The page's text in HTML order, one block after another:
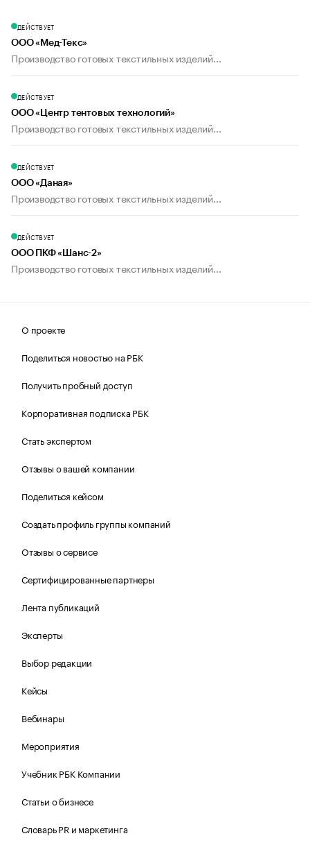
ДЕЙСТВУЕТ
ООО «Мед-Текс»
Производство готовых текстильных изделий...
ДЕЙСТВУЕТ
ООО «Центр тентовых технологий»
Производство готовых текстильных изделий...
ДЕЙСТВУЕТ
ООО «Даная»
Производство готовых текстильных изделий...
ДЕЙСТВУЕТ
ООО ПКФ «Шанс-2»
Производство готовых текстильных изделий...
О проекте
Поделиться новостью на РБК
Получить пробный доступ
Корпоративная подписка РБК
Стать экспертом
Отзывы о вашей компании
Поделиться кейсом
Создать профиль группы компаний
Отзывы о сервисе
Сертифицированные партнеры
Лента публикаций
Эксперты
Выбор редакции
Кейсы
Вебинары
Мероприятия
Учебник РБК Компании
Статьи о бизнесе
Словарь PR и маркетинга